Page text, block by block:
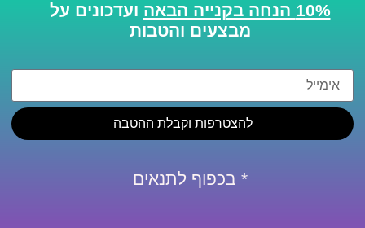
10% הנחה בקנייה הבאה
ועדכונים על
מבצעים והטבות
להצטרפות וקבלת ההטבה
* בכפוף לתנאים